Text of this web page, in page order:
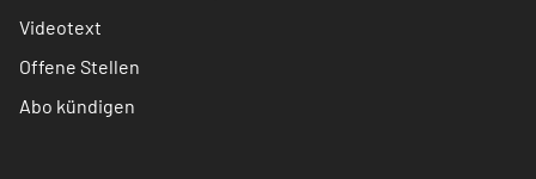
Videotext
Offene Stellen
Abo kündigen